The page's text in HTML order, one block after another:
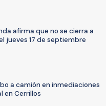
afirma que no se cierra a
jueves 17 de septiembre
a camión en inmediaciones
en Cerrillos